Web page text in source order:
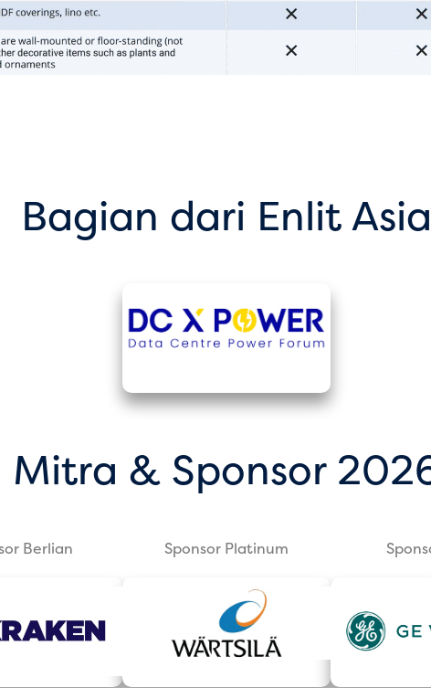
Bagian dari Enlit Asia
Mitra & Sponsor
Berlian Sponsor Platinum